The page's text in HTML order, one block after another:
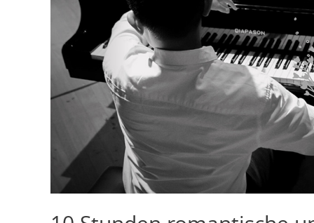
Klaviermusik
tiefen
Schlaf,
Ruhe
und
Entspannung